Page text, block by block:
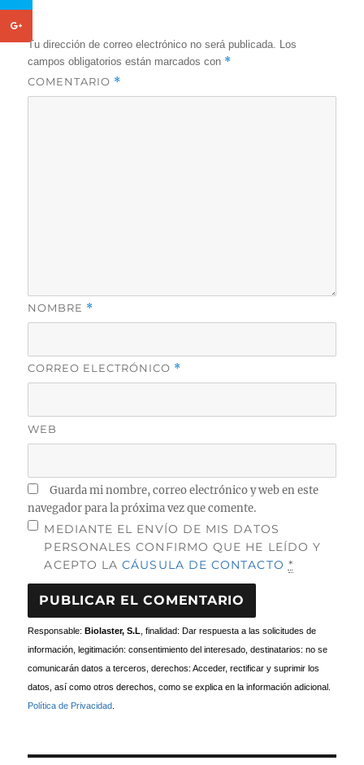
Tu dirección de correo electrónico no será publicada.
Los
campos obligatorios están marcados con *
COMENTARIO *
NOMBRE *
CORREO ELECTRÓNICO *
WEB
Guarda mi nombre, correo electrónico y web en este
navegador para la próxima vez que comente.
MEDIANTE EL ENVÍO DE MIS DATOS
PERSONALES CONFIRMO QUE HE LEÍDO Y
ACEPTO LACÁUSULA DE CONTACTO *
Responsable:Biolaster, S.L , finalidad: Dar respuesta a las solicitudes de
información, legitimación: consentimiento del interesado, destinatarios: no se
comunicarán datos a terceros, derechos: Acceder, rectificar y suprimir los
datos, así como otros derechos, como se explica en la información adicional.
Política de Privacidad